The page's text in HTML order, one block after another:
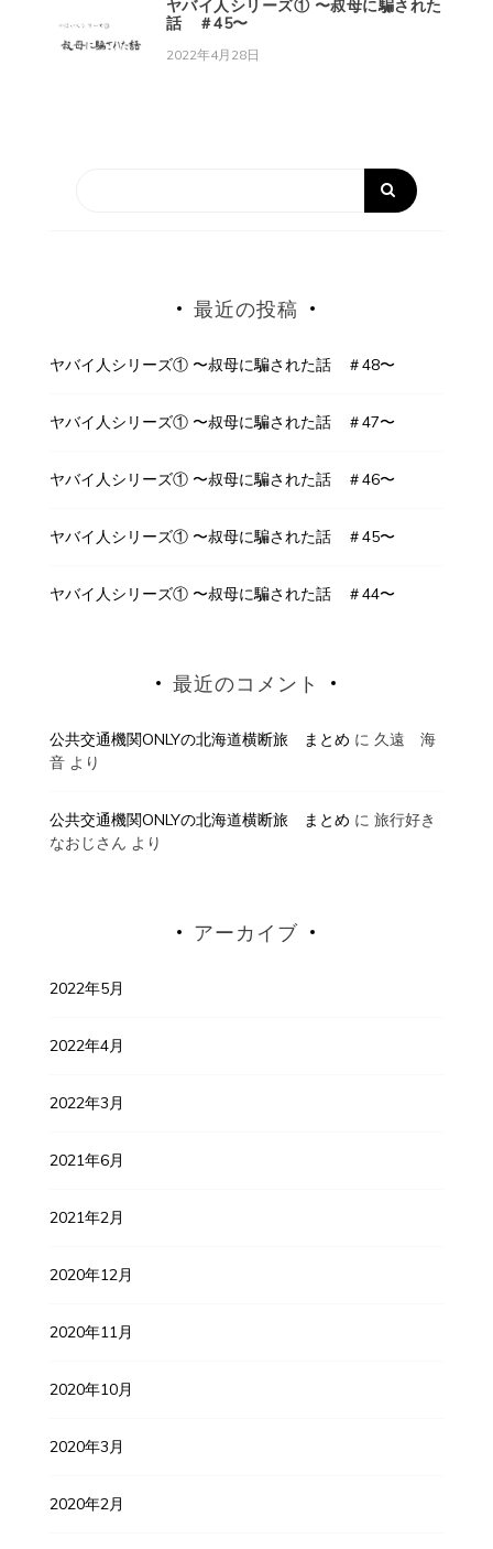
ヤバイ人シリーズ① 〜叔母に騙された
話 ＃45〜
2022年4月28日
最近の投稿
ヤバイ人シリーズ① 〜叔母に騙された話 ＃48〜
ヤバイ人シリーズ① 〜叔母に騙された話 ＃47〜
ヤバイ人シリーズ① 〜叔母に騙された話 ＃46〜
ヤバイ人シリーズ① 〜叔母に騙された話 ＃45〜
ヤバイ人シリーズ① 〜叔母に騙された話 ＃44〜
最近のコメント
公共交通機関ONLYの北海道横断旅 まとめ に 久遠 海
音より
公共交通機関ONLYの北海道横断旅 まとめ に 旅行好き
なおじさん より
アーカイブ
2022年5月
2022年4月
2022年3月
2021年6月
2021年2月
2020年12月
2020年11月
2020年10月
2020年3月
2020年2月